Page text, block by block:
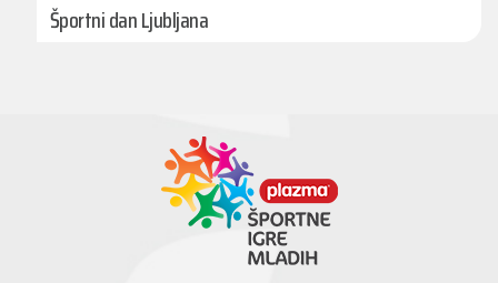
Športni dan Ljubljana